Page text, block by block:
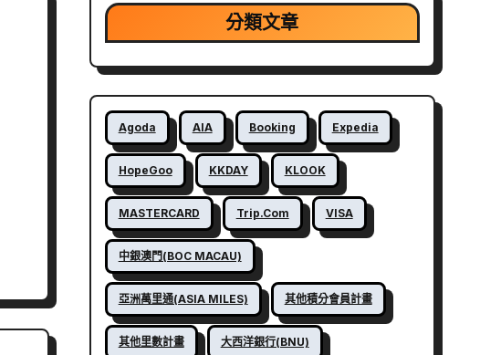
分類文章
Agoda AIA Booking Expedia
HopeGoo KKDAY KLOOK
MASTERCARD Trip.com VISA
中銀澳門(BOC MACAU)
亞洲萬里通(ASIA MILES) 其他積分會員計畫
其他里數計畫 大西洋銀行(BNU)